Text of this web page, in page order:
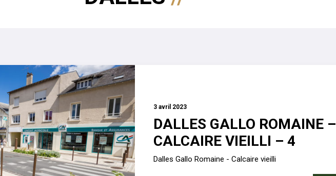
3 avril 2023
DALLES GALLO ROMAINE –
CALCAIRE VIEILLI – 4
Dalles Gallo Romaine - Calcaire vieilli